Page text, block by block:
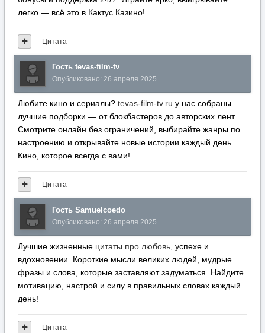
легко — всё это в Кактус Казино!
Цитата
Гость tevas-film-tv
Опубликовано: 26 апреля 2025
Любите кино и сериалы? tevas-film-tv.ru у нас собраны
лучшие подборки — от блокбастеров до авторских лент.
Смотрите онлайн без ограничений, выбирайте жанры по
настроению и открывайте новые истории каждый день.
Кино, которое всегда с вами!
Цитата
Гость Samuelcoedo
Опубликовано: 26 апреля 2025
Лучшие жизненные цитаты про любовь , успехе и
вдохновении. Короткие мысли великих людей, мудрые
фразы и слова, которые заставляют задуматься. Найдите
мотивацию, настрой и силу в правильных словах каждый
день!
Цитата